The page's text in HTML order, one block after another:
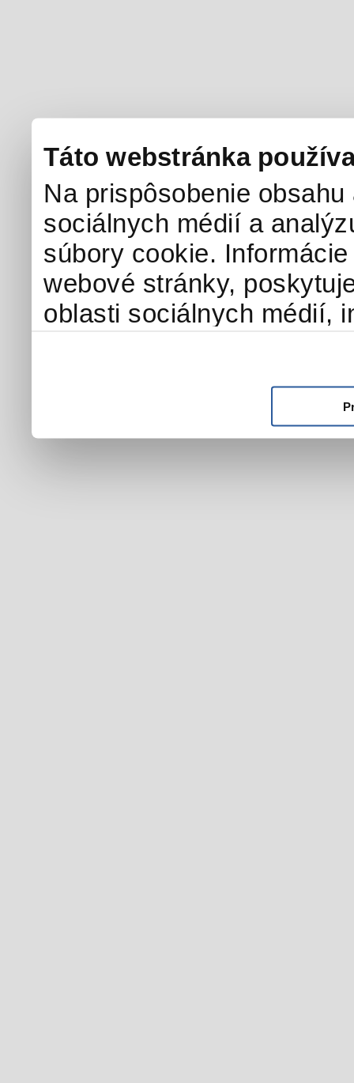
Táto webstránka
Na prispôsobenie
sociálnych médií a
súbory cookie.
webové stránky,
oblasti sociálnych médií,